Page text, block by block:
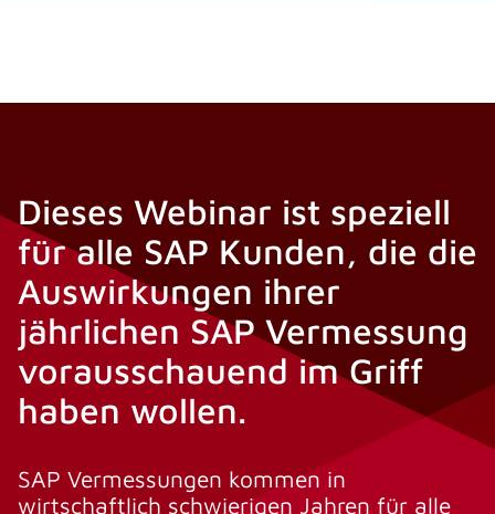
Dieses Webinar ist speziell
für alle SAP Kunden, die die
Auswirkungen ihrer
jährlichen SAP Vermessung
vorausschauend im Griff
haben wollen.
SAP Vermessungen kommen in
wirtschaftlich schwierigen Jahren für alle